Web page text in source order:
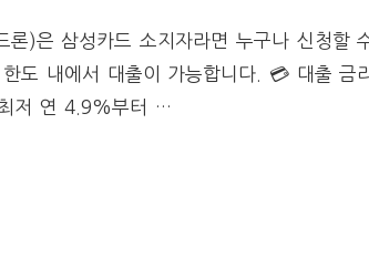
론)은 삼성카드 소지자라면 누구나 신청할
도 내에서 대출이 가능합니다. 💳 대출 금
저 연 4.9%부터 …